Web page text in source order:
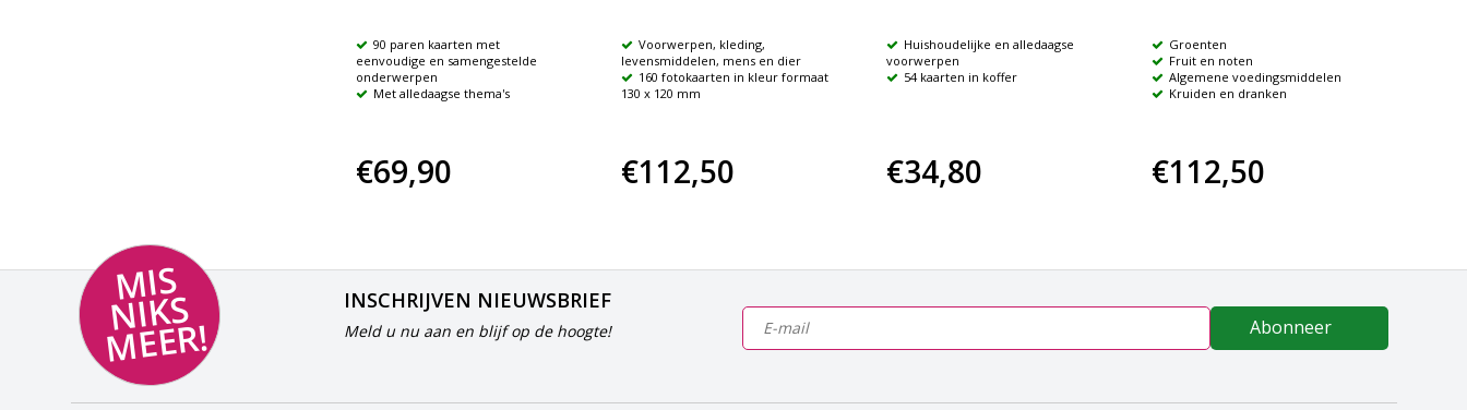
90 paren kaarten met
eenvoudige en samengestelde
onderwerpen
Met alledaagse thema's
€69,90
Voorwerpen, kleding,
levensmiddelen, mens en dier
160 fotokaarten in kleur formaat
130 x 120 mm
€112,50
Huishoudelijke en alledaagse
voorwerpen
54 kaarten in koffer
€34,80
Groenten
Fruit en noten
Algemene voedingsmiddelen
Kruiden en dranken
€112,50
MI
S
NI
K
S
M
E
E
R!
INSCHRIJVEN NIEUWSBRIEF
Meld u nu aan en blijf op de hoogte! Abonneer